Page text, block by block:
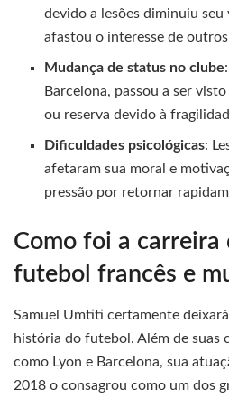
devido a lesões diminuiu seu
afastou o interesse de
Mudança de status no clube
Barcelona, passou a ser
ou reserva devido à
Dificuldades psicológicas:
afetaram sua moral e
pressão por retornar
Como foi a carreira
futebol francês e
Samuel Umtiti certamente
história do futebol. Além de suas
como Lyon e Barcelona, sua
2018 o consagrou como um dos